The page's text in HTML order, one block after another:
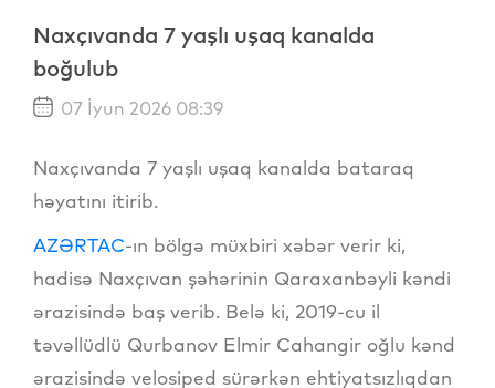
Naxçıvanda 7 yaşlı uşaq kanalda
boğulub
07 İyun 2026 08:39
Naxçıvanda 7 yaşlı uşaq kanalda bataraq
həyatını itirib.
AZƏRTAC-ın bölgə müxbiri xəbər verir ki,
hadisə Naxçıvan şəhərinin Qaraxanbəyli kəndi
ərazisində baş verib. Belə ki, 2019-cu il
təvəllüdlü Qurbanov Elmir Cahangir oğlu kənd
ərazisində velosiped sürərkən ehtiyatsızlıqdan